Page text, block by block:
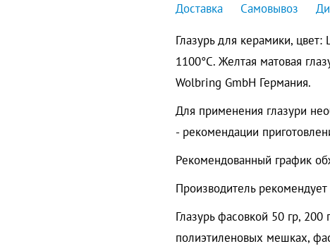
Доставка Самовывоз
Глазурь для керамики,
1100°C. Желтая матовая
Wolbring GmbH Германия.
Для применения глазури
- рекомендации
Рекомендованный график
Производитель
Глазурь фасовкой 50 гр, 200
полиэтиленовых мешках,